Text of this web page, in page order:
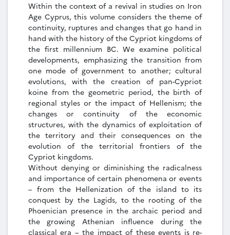
Within the context of a revival in studies on Iron
Age Cyprus, this volume considers the theme of
continuity, ruptures and changes that go hand in
hand with the history of the Cypriot kingdoms of
the first millennium BC. We examine political
developments, emphasizing the transition from
one mode of government to another; cultural
evolutions, with the creation of pan-Cypriot
koine from the geometric period, the birth of
regional styles or the impact of Hellenism; the
changes or continuity of the economic
structures, with the dynamics of exploitation of
the territory and their consequences on the
evolution of the territorial frontiers of the
Cypriot kingdoms.
Without denying or diminishing the radicalness
and importance of certain phenomena or events
– from the Hellenization of the island to its
conquest by the Lagids, to the rooting of the
Phoenician presence in the archaic period and
the growing Athenian influence during the
classical era – the impact of these events is re-